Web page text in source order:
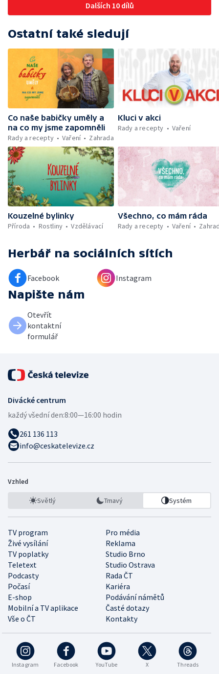
Dalších 10 dílů
Ostatní také sledují
Co naše babičky uměly a
na co my jsme zapomněli
Rady a recepty
Vaření Zahrada
Kluci v akci
Rady a recepty
Vaření
Kouzelné bylinky
Příroda
Rostliny Vzdělávací
Všechno, co mám ráda
Rady a recepty
Vaření
Herbář na sociálních sítích
Facebook Instagram
Napište nám
Otevřít
kontaktní
formulář
Divácké centrum
každý všední den:8:00—16:00 hodin
261 136 113
info@ceskatelevize.cz
Vzhled
Světlý Tmavý Systém
TV program
Pro média
Živé vysílání
Reklama
TV poplatky
Studio Brno
Teletext
Studio Ostrava
Podcasty
Rada ČT
Počasí
Kariéra
E-shop
Podávání námětů
Mobilní a TV aplikace
Časté dotazy
Vše o ČT
Kontakty
Instagram Facebook YouTube X Threads